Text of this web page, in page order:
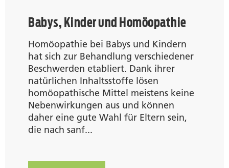
Babys, Kinder und Homöopathie
Homöopathie bei Babys und Kindern
hat sich zur Behandlung verschiedener
Beschwerden etabliert. Dank ihrer
natürlichen Inhaltsstoffe lösen
homöopathische Mittel meistens keine
Nebenwirkungen aus und können
daher eine gute Wahl für Eltern sein,
die nach sanf...